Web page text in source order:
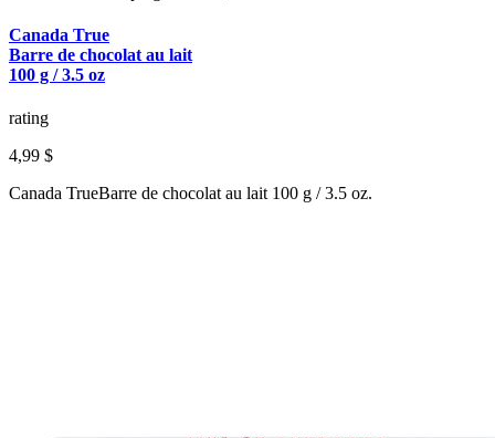
Canada True
Barre de chocolat au lait
100 g / 3.5 oz
rating
4,99 $
Canada TrueBarre de chocolat au lait 100 g / 3.5 oz.